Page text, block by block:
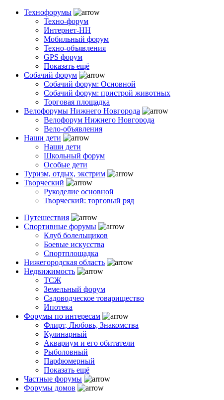
Технофорумы
Техно-форум
Интернет-НН
Мобильный форум
Техно-объявления
GPS форум
Показать ещё
Собачий форум
Собачий форум: Основной
Собачий форум: пристрой животных
Торговая площадка
Велофорумы Нижнего Новгорода
Велофорум Нижнего Новгорода
Вело-объявления
Наши дети
Наши дети
Школьный форум
Особые дети
Туризм, отдых, экстрим
Творческий
Рукоделие основной
Творческий: торговый ряд
Путешествия
Спортивные форумы
Клуб болельщиков
Боевые искусства
Спортплощадка
Нижегородская область
Недвижимость
ТСЖ
Земельный форум
Садоводческое товарищество
Ипотека
Форумы по интересам
Флирт, Любовь, Знакомства
Кулинарный
Аквариум и его обитатели
Рыболовный
Парфюмерный
Показать ещё
Частные форумы
Форумы домов